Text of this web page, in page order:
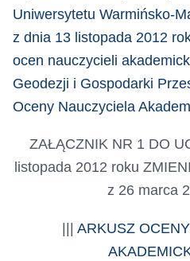
Uniwersytetu Warmińsko-
z dnia 13 listopada 2012
ocen nauczycieli
Geodezji i Gospodarki
Oceny Nauczyciela
ZAŁĄCZNIK NR 1 DO
listopada 2012 roku
z 26 marca
||| ARKUSZ